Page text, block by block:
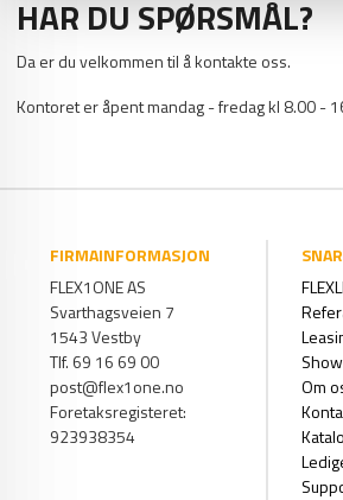
HAR DU SPØRSMÅL?
Da er du velkommen til å kontakte oss.
Kontoret er åpent mandag - fredag kl 8.00 -
FIRMAINFORMASJON
FLEX1ONE AS
Svarthagsveien 7
1543 Vestby
Tlf. 69 16 69 00
post@flex1one.no
Foretaksregisteret:
923938354
Om